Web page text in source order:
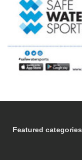
Featured categories